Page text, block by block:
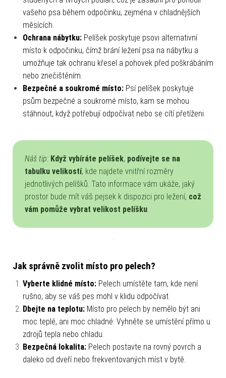
vašeho psa během odpočinku, zejména v chladnějších
měsících.
Ochrana nábytku: Pelíšek poskytuje psovi alternativní
místo k odpočinku, čímž brání ležení psa na nábytku a
umožňuje tak ochranu křesel a pohovek před poškrábáním
nebo znečištěním.
Bezpečné a soukromé místo: Psí pelíšek poskytuje
psům bezpečné a soukromé místo, kam se mohou
stáhnout, když potřebují odpočívat nebo se cítí přetíženi.
Náš tip: Když vybíráte pelíšek, podívejte se na
tabulku velikostí, kde najdete vnitřní rozměry
jednotlivých pelíšků. Tato informace vám ukáže, jaký
prostor bude mít váš pejsek k dispozici pro ležení, což
vám pomůže vybrat velikost pelíšku.
Jak správně zvolit místo pro pelech?
Vyberte klidné místo: Pelech umístěte tam, kde není
rušno, aby se váš pes mohl v klidu odpočívat.
Dbejte na teplotu: Místo pro pelech by nemělo být ani
moc teplé, ani moc chladné. Vyhněte se umístění přímo u
zdrojů tepla nebo chladu.
Bezpečná lokalita: Pelech postavte na rovný povrch a
daleko od dveří nebo frekventovaných míst v bytě.